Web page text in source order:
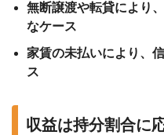
無断譲渡や転貸により
なケース
家賃の未払いにより、
ス
収益は持分割合に